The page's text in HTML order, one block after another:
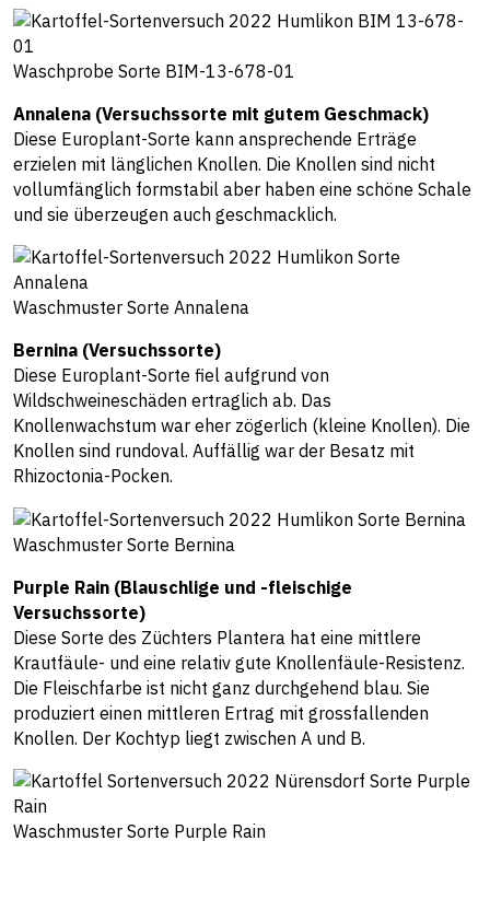
Waschprobe Sorte BIM-13-678-01
Annalena (Versuchssorte mit gutem Geschmack)
Diese Europlant-Sorte kann ansprechende Erträge
erzielen mit länglichen Knollen. Die Knollen sind nicht
vollumfänglich formstabil aber haben eine schöne Schale
und sie überzeugen auch geschmacklich.
Waschmuster Sorte Annalena
Bernina (Versuchssorte)
Diese Europlant-Sorte fiel aufgrund von
Wildschweineschäden ertraglich ab. Das
Knollenwachstum war eher zögerlich (kleine Knollen). Die
Knollen sind rundoval. Auffällig war der Besatz mit
Rhizoctonia-Pocken.
Waschmuster Sorte Bernina
Purple Rain (Blauschlige und -fleischige
Versuchssorte)
Diese Sorte des Züchters Plantera hat eine mittlere
Krautfäule- und eine relativ gute Knollenfäule-Resistenz.
Die Fleischfarbe ist nicht ganz durchgehend blau. Sie
produziert einen mittleren Ertrag mit grossfallenden
Knollen. Der Kochtyp liegt zwischen A und B.
Waschmuster Sorte Purple Rain